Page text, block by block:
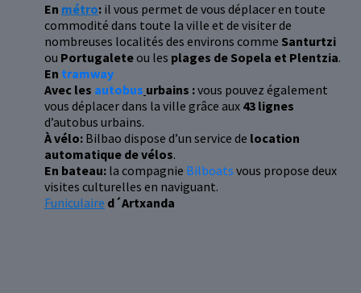
En métro: il vous permet de vous déplacer en toute
commodité dans toute la ville et de visiter de
nombreuses localités des environs comme Santurtzi
ou Portugaleteou les plages de Sopela et Plentzia.
En tramway
Avec les autobus urbains :vous pouvez également
vous déplacer dans la ville grâce aux 43 lignes
d’autobus urbains.
À vélo: Bilbao dispose d’un service de location
automatique de vélos.
En bateau: la compagnie Bilboats vous propose deux
visites culturelles en naviguant.
Funiculaire d´Artxanda